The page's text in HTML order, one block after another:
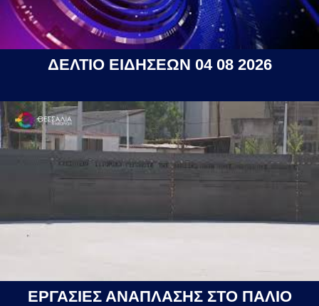
ΔΕΛΤΙΟ ΕΙΔΗΣΕΩΝ 04 08 2026
ΕΡΓΑΣΙΕΣ ΑΝΑΠΛΑΣΗΣ ΣΤΟ ΠΑΛΙΟ